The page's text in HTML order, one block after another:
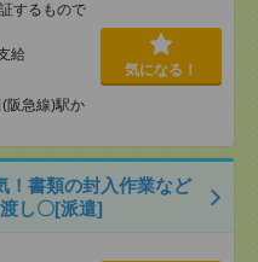
するもので
給
阪急線)駅か
気になる！
！書類の封入作業など
し〇[派遣]